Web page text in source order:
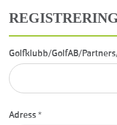
Golfklubb/GolfAB/
Adress *